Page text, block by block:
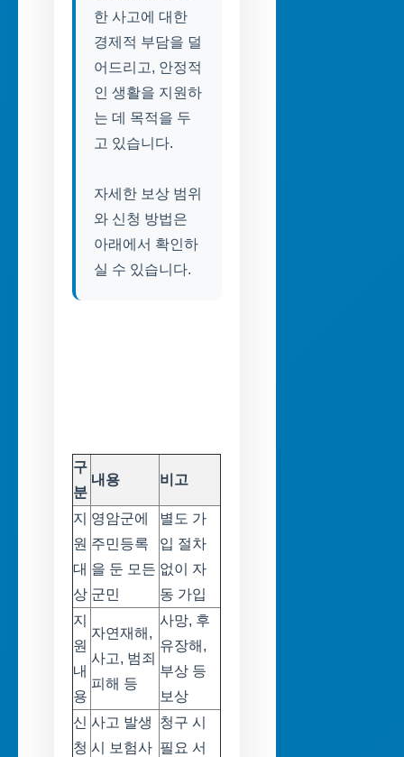
한 사고에 대한
경제적 부담을 덜
어드리고, 안정적
인 생활을 지원하
는 데 목적을 두
고 있습니다.
자세한 보상 범위
와 신청 방법은
아래에서 확인하
실 수 있습니다.
구
분
내용 비고
지
원
대
상
영암군에
주민등록
을 둔 모든
군민
별도 가
입 절차
없이 자
동 가입
지
원
내
용
자연재해,
사고, 범죄
피해 등
사망, 후
유장해,
부상 등
보상
신
청
사고 발생
시 보험사
청구 시
필요 서